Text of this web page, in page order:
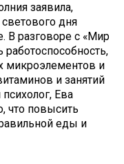
заявила,
дня
В разговоре с «Мир
работоспособность,
микроэлементов и
и занятий
Ева
что повысить
еды и